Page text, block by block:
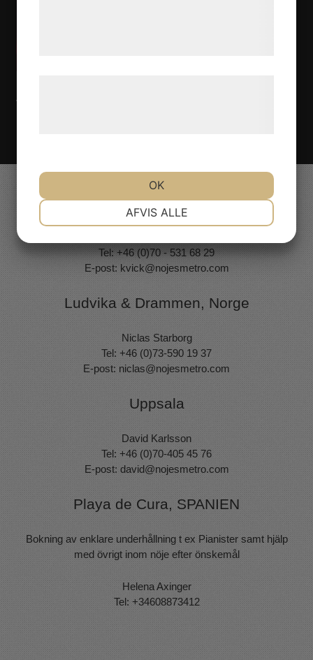
Vill du boka The Sounds of Boney M till ert evenemang?
Valdemarsvik
Tel: +46 (0)70 - 531 68 29
E-post: kvick@nojesmetro.com
Ludvika & Drammen, Norge
Niclas Starborg
Tel: +46 (0)73-590 19 37
E-post: niclas@nojesmetro.com
Uppsala
David Karlsson
Tel: +46 (0)70-405 45 76
E-post: david@nojesmetro.com
Playa de Cura, SPANIEN
Bokning av enklare underhållning t ex Pianister samt hjälp
med övrigt inom nöje efter önskemål
Helena Axinger
Tel: +34608873412
MARKETING STATISTIK
AFVIS ALLE
OK